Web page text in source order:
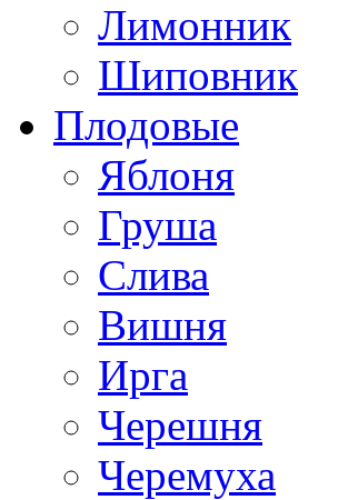
Лимонник
Шиповник
Плодовые
Яблоня
Груша
Слива
Вишня
Ирга
Черешня
Черемуха